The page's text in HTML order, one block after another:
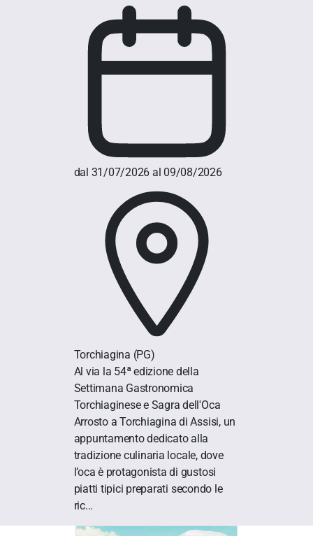
dal 31/07/2026 al 09/08/2026
Torchiagina (PG)
Al via la 54ª edizione della
Settimana Gastronomica
Torchiaginese e Sagra dell'Oca
Arrosto a Torchiagina di Assisi, un
appuntamento dedicato alla
tradizione culinaria locale, dove
l’oca è protagonista di gustosi
piatti tipici preparati secondo le
ric...